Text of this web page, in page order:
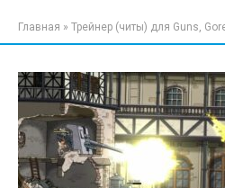
Главная » Трейнер (читы) для Guns,